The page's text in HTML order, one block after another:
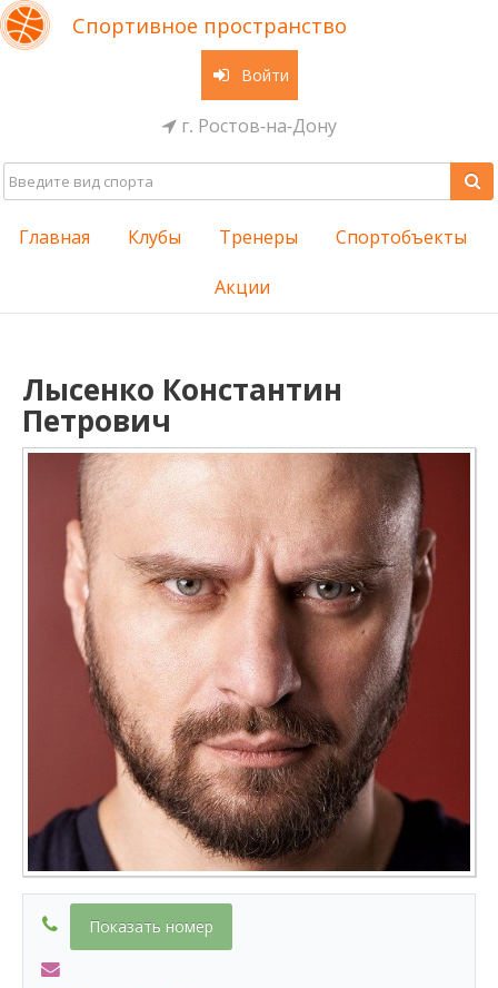
Спортивное пространство
Войти
г. Ростов-на-Дону
Главная Клубы Тренеры Спортобъекты
Акции
Лысенко Константин
Петрович
Показать номер